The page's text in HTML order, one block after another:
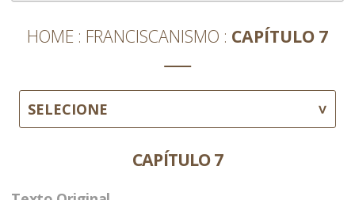
HOME FRANCISCANISMO CAPÍTULO 7
SELECIONE
CAPÍTULO 7